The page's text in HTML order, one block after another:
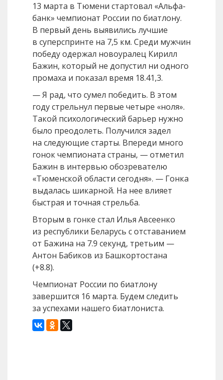
13 марта в Тюмени стартовал «Альфа-
банк» чемпионат России по биатлону.
В первый день выявились лучшие
в суперспринте на 7,5 км. Среди мужчин
победу одержал новоуралец Кирилл
Бажин, который не допустил ни одного
промаха и показал время 18.41,3.
— Я рад, что сумел победить. В этом
году стрельнул первые четыре «ноля».
Такой психологический барьер нужно
было преодолеть. Получился задел
на следующие старты. Впереди много
гонок чемпионата страны, — отметил
Бажин в интервью обозревателю
«Тюменской области сегодня». — Гонка
выдалась шикарной. На нее влияет
быстрая и точная стрельба.
Вторым в гонке стал Илья Авсеенко
из республики Беларусь с отставанием
от Бажина на 7.9 секунд, третьим —
Антон Бабиков из Башкортостана
(+8.8).
Чемпионат России по биатлону
завершится 16 марта. Будем следить
за успехами нашего биатлониста.